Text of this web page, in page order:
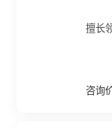
擅长
咨询